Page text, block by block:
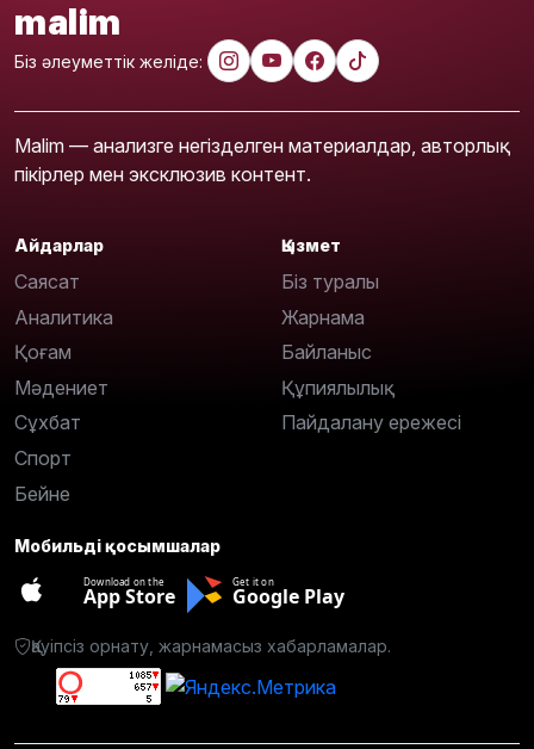
malim
Біз әлеуметтік желіде:
Malim — анализге негізделген материалдар, авторлық
пікірлер мен эксклюзив контент.
Айдарлар
Саясат
Аналитика
Қоғам
Мәдениет
Сұхбат
Спорт
Бейне
Қызмет
Біз туралы
Жарнама
Байланыс
Құпиялылық
Пайдалану ережесі
Мобильді қосымшалар
Download on the
App Store
Get it on
Google Play
Қауіпсіз орнату, жарнамасыз хабарламалар.